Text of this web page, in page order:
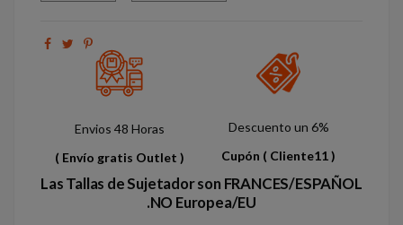
Envios 48 Horas
( Envío gratis Outlet )
Descuento un 6%
Cupón ( Cliente11 )
Las Tallas de Sujetador son FRANCES/ESPAÑOL
.NO Europea/EU